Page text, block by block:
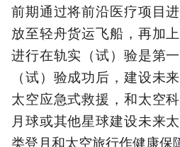
前期通过将前沿医疗项目
放至轻舟货运飞船，再加
进行在轨实（试）验是第
（试）验成功后，建设未
太空应急式救援，和太空
月球或其他星球建设未来
类登月和太空旅行作健康保